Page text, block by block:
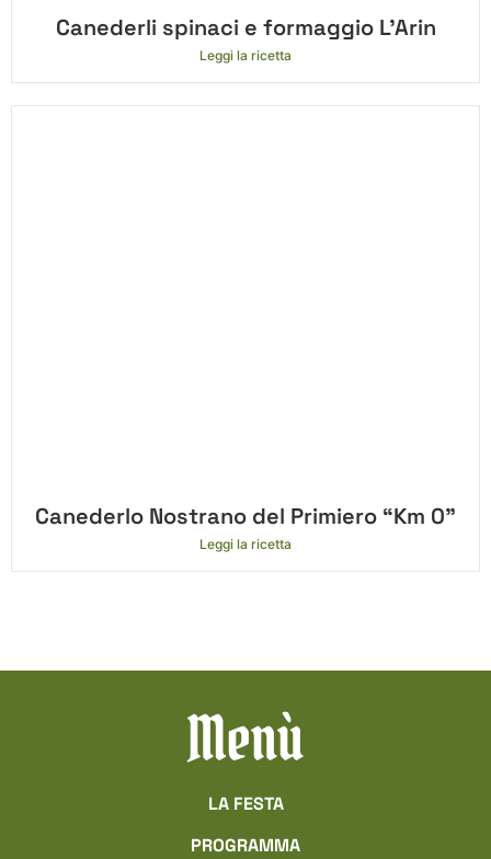
Canederli spinaci e formaggio L’Arin
Leggi la ricetta
Canederlo Nostrano del Primiero “Km 0”
Leggi la ricetta
Menù
LA FESTA
PROGRAMMA